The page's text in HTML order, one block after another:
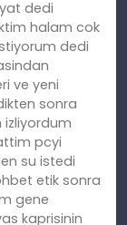
dedi
halam cok
dedi
ve yeni
sonra
pcyi
su istedi
etik sonra
gene
kaprisinin